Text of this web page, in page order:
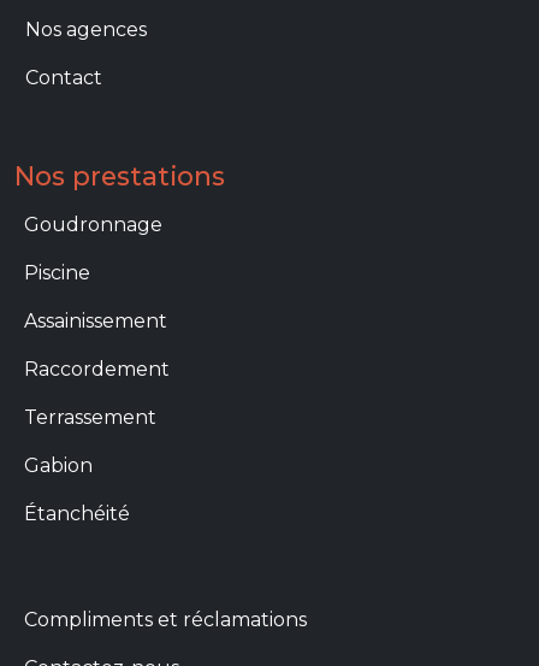
Nos agences
Contact
Nos prestations
Prestations
Goudronnage
Piscine
Assainissement
Raccordement
Terrassement
Gabion
Étanchéité
Menu footer info
Compliments et réclamations